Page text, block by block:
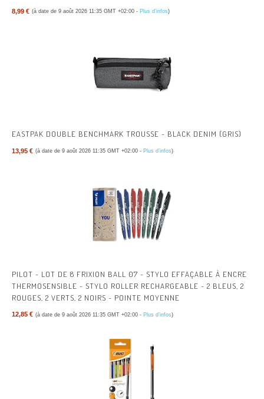
8,99 € (à date de 9 août 2026 11:35 GMT +02:00 - Plus d’infos)
EASTPAK DOUBLE BENCHMARK TROUSSE - BLACK DENIM (GRIS)
13,95 € (à date de 9 août 2026 11:35 GMT +02:00 - Plus d’infos)
PILOT - LOT DE 8 FRIXION BALL 07 - STYLO EFFAÇABLE À ENCRE
THERMOSENSIBLE - STYLO ROLLER RECHARGEABLE - 2 BLEUS, 2
ROUGES, 2 VERTS, 2 NOIRS - POINTE MOYENNE
12,85 € (à date de 9 août 2026 11:35 GMT +02:00 - Plus d’infos)